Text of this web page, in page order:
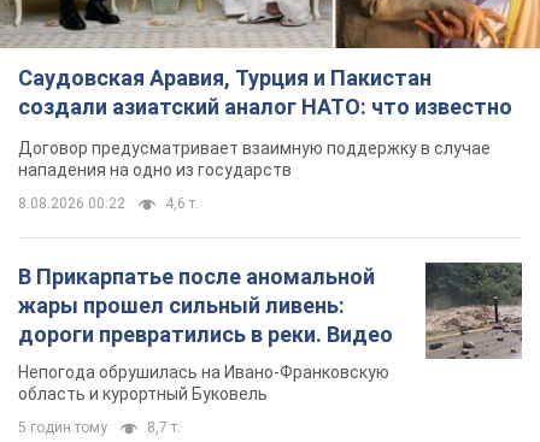
Саудовская Аравия, Турция и Пакистан
создали азиатский аналог НАТО: что известно
Договор предусматривает взаимную поддержку в случае
нападения на одно из государств
8.08.2026 00:22 4,6 т.
В Прикарпатье после аномальной
жары прошел сильный ливень:
дороги превратились в реки. Видео
Непогода обрушилась на Ивано-Франковскую
область и курортный Буковель
5 годин тому 8,7 т.